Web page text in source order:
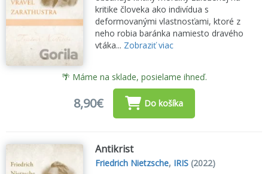
kritike človeka ako indivídua s
deformovanými vlastnosťami, ktoré z
neho robia baránka namiesto dravého
vtáka... Zobraziť viac
🌴 Máme na sklade, posielame ihneď.
8,90€ Do košíka
Antikrist
Friedrich Nietzsche, IRIS (2022)